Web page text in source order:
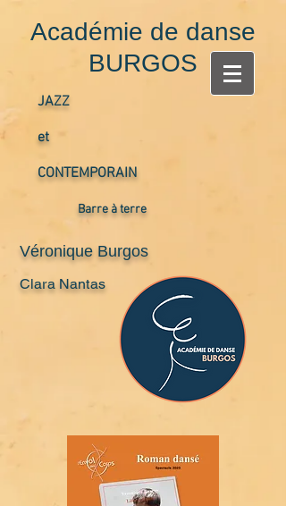
Académie de danse
BURGOS
JAZZ
et
CONTEMPORAIN
Barre à terre
Véronique Burgos
Clara Nantas